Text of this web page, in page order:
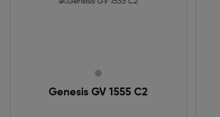
Genesis GV 1555 C2